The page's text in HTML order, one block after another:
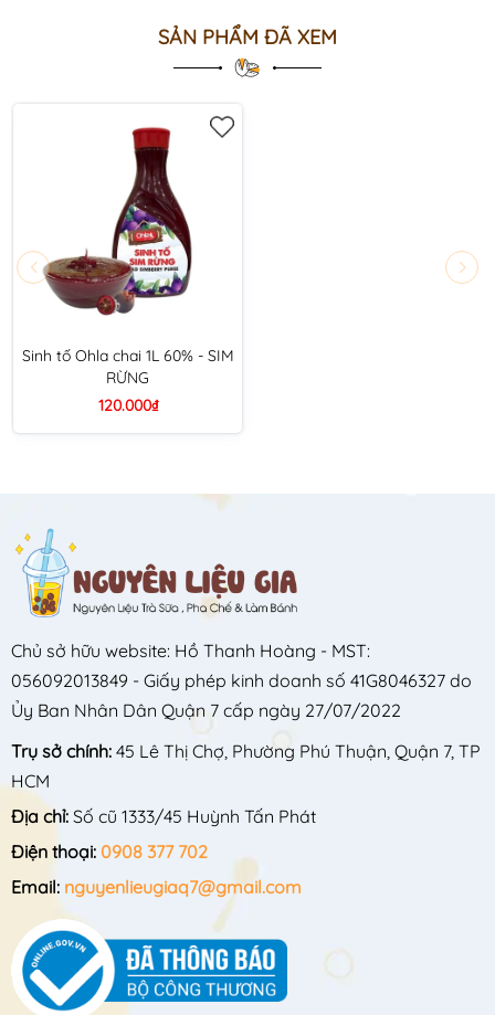
SẢN PHẨM ĐÃ XEM
Sinh tố Ohla chai 1L 60% - SIM
RỪNG
120.000₫
Chủ sở hữu website: Hồ Thanh Hoàng - MST:
056092013849 - Giấy phép kinh doanh số 41G8046327 do
Ủy Ban Nhân Dân Quận 7 cấp ngày 27/07/2022
Trụ sở chính: 45 Lê Thị Chợ, Phường Phú Thuận, Quận 7, TP
HCM
Địa chỉ: Số cũ 1333/45 Huỳnh Tấn Phát
Điện thoại: 0908 377 702
Email: nguyenlieugiaq7@gmail.com